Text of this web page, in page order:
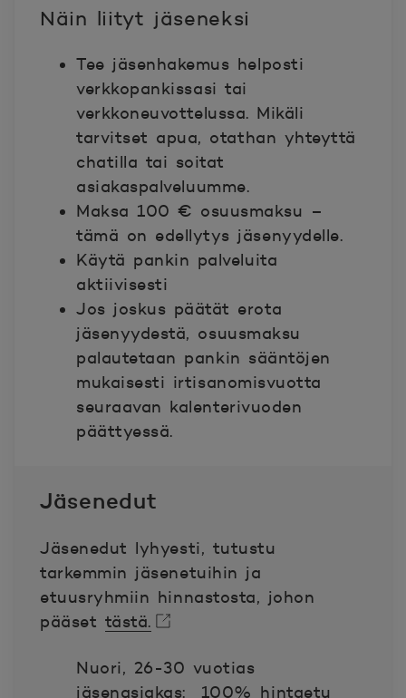
Näin liityt jäseneksi
Tee jäsenhakemus helposti
verkkopankissasi tai
verkkoneuvottelussa. Mikäli
tarvitset apua, otathan yhteyttä
chatilla tai soitat
asiakaspalveluumme.
Maksa 100 € osuusmaksu –
tämä on edellytys jäsenyydelle.
Käytä pankin palveluita
aktiivisesti
Jos joskus päätät erota
jäsenyydestä, osuusmaksu
palautetaan pankin sääntöjen
mukaisesti irtisanomisvuotta
seuraavan kalenterivuoden
päättyessä.
Jäsenedut
Jäsenedut lyhyesti, tutustu
tarkemmin jäsenetuihin ja
etuusryhmiin hinnastosta, johon
pääset tästä.
Nuori, 26-30 vuotias
jäsenasiakas: 100% hintaetu